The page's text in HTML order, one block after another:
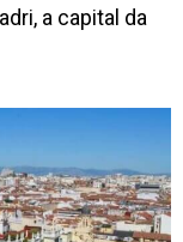
a capital da